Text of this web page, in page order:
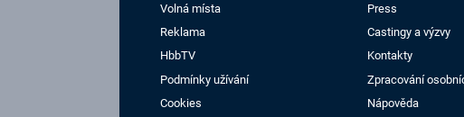
Volná místa
Press
Reklama
Castingy a výzvy
HbbTV
Kontakty
Podmínky užívání
Zpracování
Cookies
Nápověda